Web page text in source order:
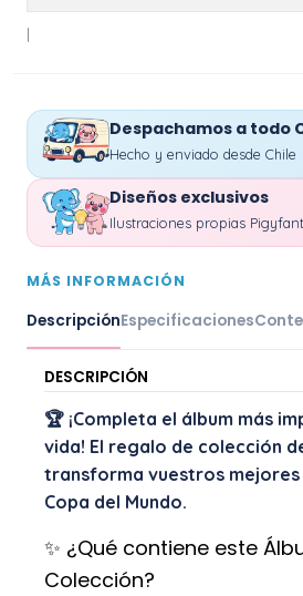
|
Despachamos a todo
Hecho y enviado desde Chile
Diseños exclusivos
Ilustraciones propias
MÁS INFORMACIÓN
DescripciónEspecificaciones
DESCRIPCIÓN
🏆 ¡Completa el álbum más
vida! El regalo de colección
transforma vuestros mejores
Copa del Mundo.
✨ ¿Qué contiene este
Colección?